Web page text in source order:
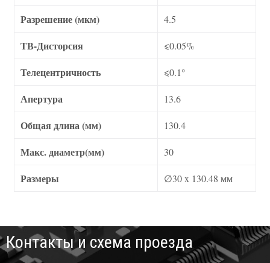
Разрешение (мкм) 4.5
ТВ-Дисторсия ⩽0.05%
Телецентричность ⩽0.1°
Апертура 13.6
Общая длина (мм) 130.4
Макс. диаметр(мм) 30
Размеры ∅30 x 130.48 мм
Контакты и схема проезда